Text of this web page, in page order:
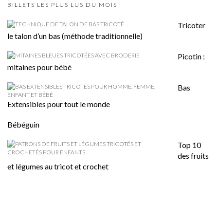
BILLETS LES PLUS LUS DU MOIS
Tricoter
le talon d’un bas (méthode traditionnelle)
Picotin :
mitaines pour bébé
Bas
Extensibles pour tout le monde
Bébéguin
Top 10
des fruits
et légumes au tricot et crochet